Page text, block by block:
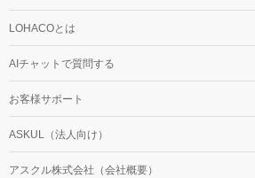
LOHACOとは
AIチャットで質問する
お客様サポート
ASKUL（法人向け）
アスクル株式会社（会社概要）